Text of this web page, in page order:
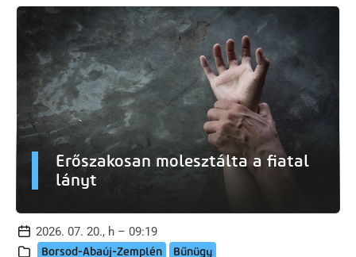
Erőszakosan molesztálta a fiatal
lányt
2026. 07. 20., h – 09:19
Borsod-Abaúj-Zemplén Bűnügy